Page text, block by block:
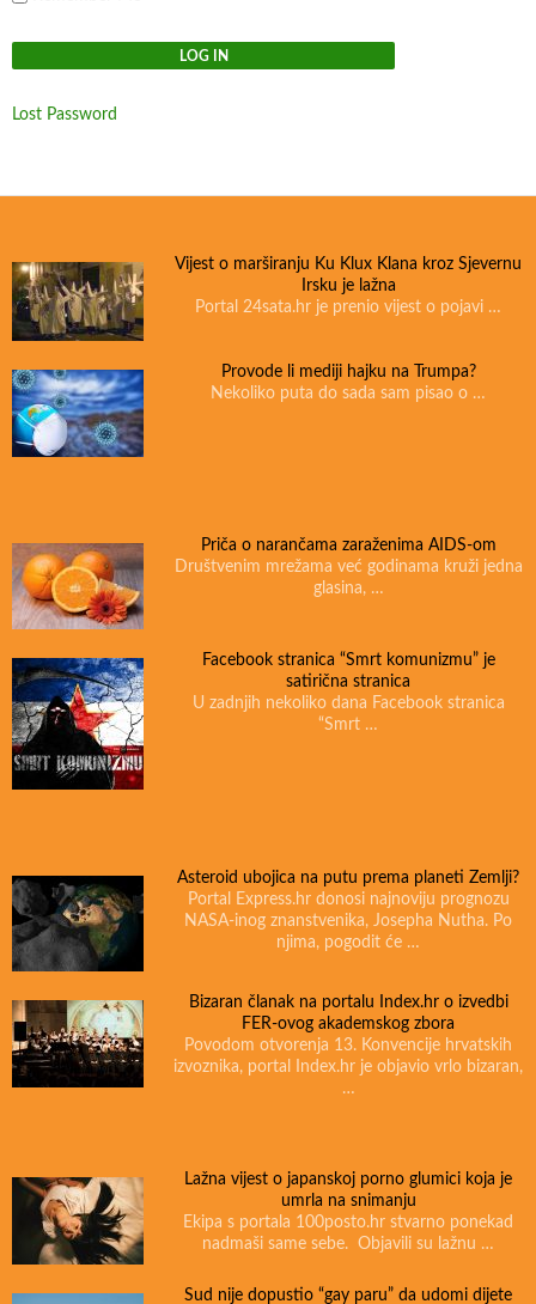
Lost Password
Vijest o marširanju Ku Klux Klana kroz Sjevernu
Irsku je lažna
Portal 24sata.hr je prenio vijest o pojavi …
Provode li mediji hajku na Trumpa?
Nekoliko puta do sada sam pisao o …
Priča o narančama zaraženima AIDS-om
Društvenim mrežama već godinama kruži jedna
glasina, …
Facebook stranica “Smrt komunizmu” je
satirična stranica
U zadnjih nekoliko dana Facebook stranica
“Smrt …
Asteroid ubojica na putu prema planeti Zemlji?
Portal Express.hr donosi najnoviju prognozu
NASA-inog znanstvenika, Josepha Nutha. Po
njima, pogodit će …
Bizaran članak na portalu Index.hr o izvedbi
FER-ovog akademskog zbora
Povodom otvorenja 13. Konvencije hrvatskih
izvoznika, portal Index.hr je objavio vrlo bizaran,
…
Lažna vijest o japanskoj porno glumici koja je
umrla na snimanju
Ekipa s portala 100posto.hr stvarno ponekad
nadmaši same sebe. Objavili su lažnu …
Sud nije dopustio “gay paru” da udomi dijete